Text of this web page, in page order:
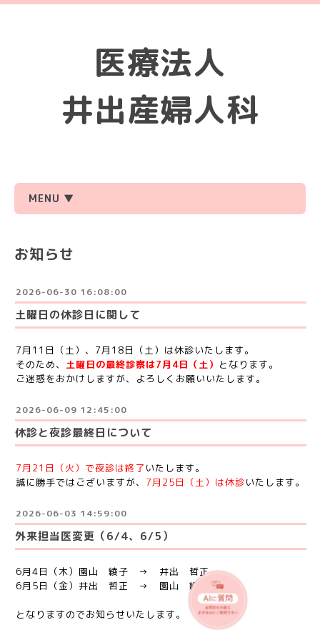
医療法人
井出産婦人科
MENU ▼
お知らせ
2026-06-30 16:08:00
土曜日の休診日に関して
7月11日（土）、7月18日（土）は休診いたします。
そのため、 土曜日の最終診察は7月4日（土） となります。
ご迷惑をおかけしますが、よろしくお願いいたします。
2026-06-09 12:45:00
休診と夜診最終日について
7月21日（火）で夜診は終了 いたします。
誠に勝手ではございますが、 7月25日（土）は休診いたします。
2026-06-03 14:59:00
外来担当医変更（6/4、6/5）
6月4日（木）園山 綾子 → 井出 哲正
6月5日（金）井出 哲正 → 園山 綾子
となりますのでお知らせいたします。